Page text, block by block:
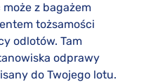
z bagażem
tożsamości
odlotów. Tam
odprawy
do Twojego lotu.